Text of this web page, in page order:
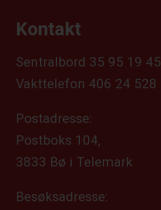
Kontakt
Sentralbord 35 95 19 45
Vakttelefon 406 24 528
Postadresse:
Postboks 104,
3833 Bø i Telemark
Besøksadresse: